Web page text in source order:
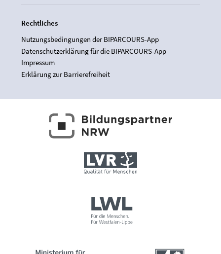
Rechtliches
Nutzungsbedingungen der BIPARCOURS-App
Datenschutzerklärung für die BIPARCOURS-App
Impressum
Erklärung zur Barrierefreiheit